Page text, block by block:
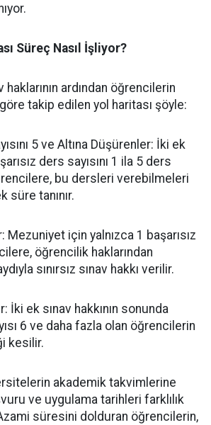
Süreç Nasıl İşliyor?
haklarının ardından öğrencilerin
takip edilen yol haritası şöyle:
5 ve Altına Düşürenler: İki ek
ders sayısını 1 ila 5 ders
bu dersleri verebilmeleri
süre tanınır.
Mezuniyet için yalnızca 1 başarısız
öğrencilik haklarından
sınırsız sınav hakkı verilir.
ek sınav hakkının sonunda
6 ve daha fazla olan öğrencilerin
kesilir.
akademik takvimlerine
ve uygulama tarihleri farklılık
süresini dolduran öğrencilerin,